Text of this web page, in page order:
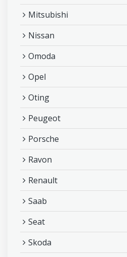
Mitsubishi
Nissan
Omoda
Opel
Oting
Peugeot
Porsche
Ravon
Renault
Saab
Seat
Skoda